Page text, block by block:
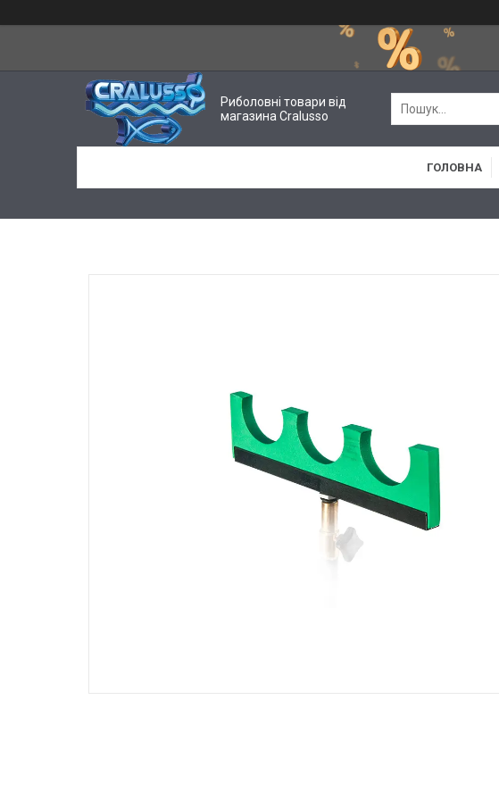
Риболовні товари від
магазина Cralusso
ГОЛОВНА